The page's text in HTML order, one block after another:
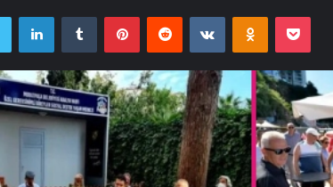
Twitter LinkedInTumblr PinterestReddit VKontakte